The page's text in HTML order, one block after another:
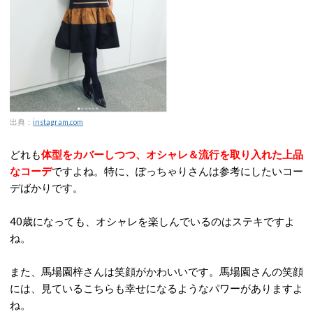
出典： instagram.com
どれも体型をカバーしつつ、オシャレ＆流行を取り入れた上品
なコーデですよね。特に、ぽっちゃりさんは参考にしたいコー
デばかりです。
40歳になっても、オシャレを楽しんでいるのはステキですよ
ね。
また、馬場園梓さんは笑顔がかわいいです。馬場園さんの笑顔
には、見ているこちらも幸せになるようなパワーがありますよ
ね。